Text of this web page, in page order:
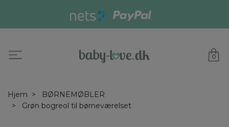
0
Hjem
BØRNEMØBLER
Grøn bogreol til børneværelset